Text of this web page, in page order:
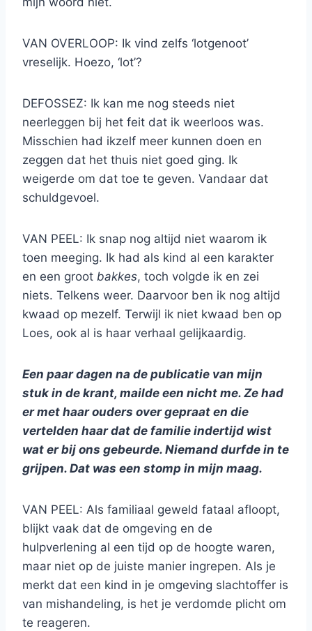
VAN OVERLOOP: Ik vind zelfs ‘lotgenoot’
vreselijk. Hoezo, ‘lot’?
DEFOSSEZ: Ik kan me nog steeds niet
neerleggen bij het feit dat ik weerloos was.
Misschien had ikzelf meer kunnen doen en
zeggen dat het thuis niet goed ging. Ik
weigerde om dat toe te geven. Vandaar dat
schuldgevoel.
VAN PEEL: Ik snap nog altijd niet waarom ik
toen meeging. Ik had als kind al een karakter
en een groot bakkes, toch volgde ik en zei
niets. Telkens weer. Daarvoor ben ik nog altijd
kwaad op mezelf. Terwijl ik niet kwaad ben op
Loes, ook al is haar verhaal gelijkaardig.
Een paar dagen na de publicatie van mijn
stuk in de krant, mailde een nicht me. Ze had
er met haar ouders over gepraat en die
vertelden haar dat de familie indertijd wist
wat er bij ons gebeurde. Niemand durfde in te
grijpen. Dat was een stomp in mijn maag.
VAN PEEL: Als familiaal geweld fataal afloopt,
blijkt vaak dat de omgeving en de
hulpverlening al een tijd op de hoogte waren,
maar niet op de juiste manier ingrepen. Als je
merkt dat een kind in je omgeving slachtoffer is
van mishandeling, is het je verdomde plicht om
te reageren.